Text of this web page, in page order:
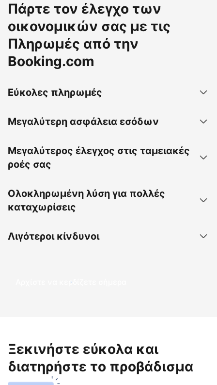
Πάρτε τον έλεγχο των
οικονομικών σας με τις
Πληρωμές από την
Booking.com
Εύκολες πληρωμές
Μεγαλύτερη ασφάλεια εσόδων
Μεγαλύτερος έλεγχος στις ταμειακές
ροές σας
Ολοκληρωμένη λύση για πολλές
καταχωρίσεις
Λιγότεροι κίνδυνοι
Αρχίστε να κερδίζετε σήμερα
Ξεκινήστε εύκολα και
διατηρήστε το προβάδισμα